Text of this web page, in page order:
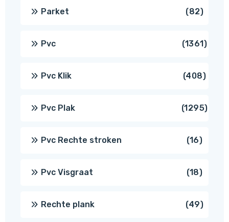
Parket 8282
Pvc 13611361
Pvc Klik 408408
Pvc Plak 12951295
Pvc Rechte stroken 1616
Pvc Visgraat 1818
Rechte plank 4949